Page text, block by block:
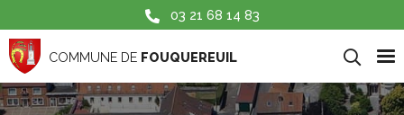
Aller au contenu principal
03 21 68 14 83
COMMUNE DE FOUQUEREUIL